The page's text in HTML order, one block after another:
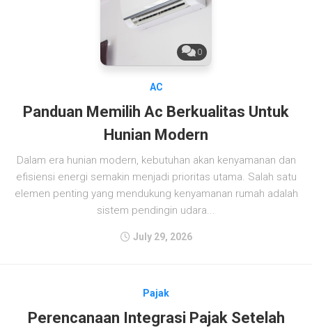
0
AC
Panduan Memilih Ac Berkualitas Untuk
Hunian Modern
Dalam era hunian modern, kebutuhan akan kenyamanan dan
efisiensi energi semakin menjadi prioritas utama. Salah satu
elemen penting yang mendukung kenyamanan rumah adalah
sistem pendingin udara...
July 29, 2026
Pajak
Perencanaan Integrasi Pajak Setelah